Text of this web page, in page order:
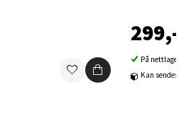
299,-
På nettlager
Kan sendes til
Senter Sartor